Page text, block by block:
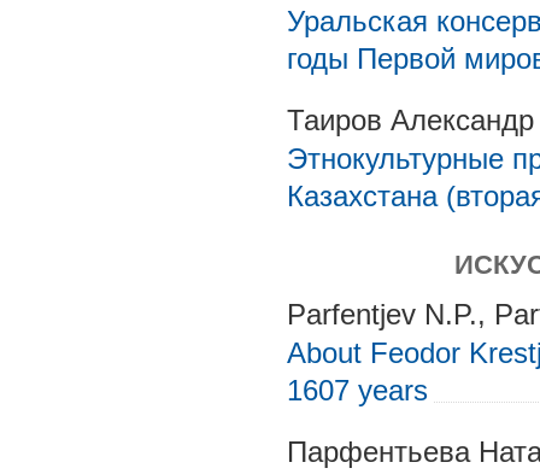
Уральская
годы Первой
Таиров
Этнокультурные
Казахстана
Parfentjev N.P.,
About Feodor
1607 years
Парфентьева